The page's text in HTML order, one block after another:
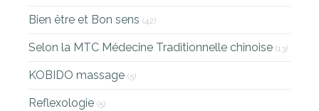
Bien être et Bon sens (42)
Selon la MTC Médecine Traditionnelle chinoise (13)
KOBIDO massage (5)
Reflexologie (5)